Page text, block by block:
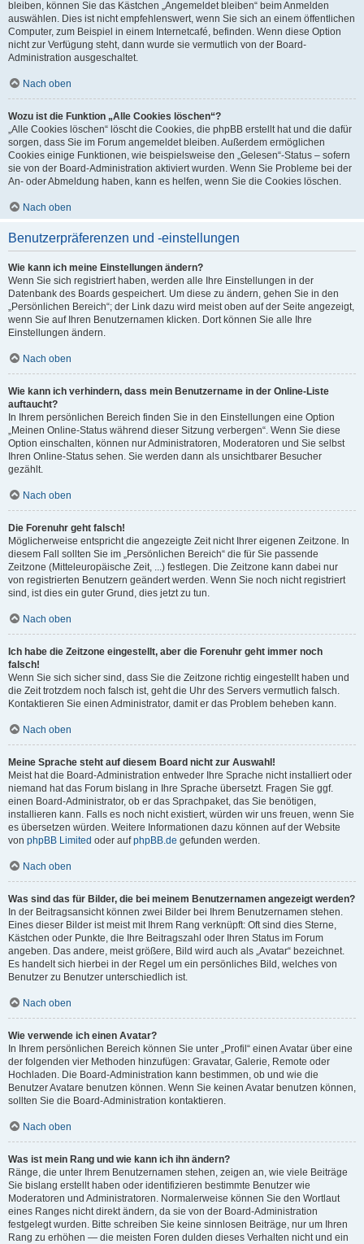
bleiben, können Sie das Kästchen „Angemeldet bleiben“ beim Anmelden
auswählen. Dies ist nicht empfehlenswert, wenn Sie sich an einem öffentlichen
Computer, zum Beispiel in einem Internetcafé, befinden. Wenn diese Option
nicht zur Verfügung steht, dann wurde sie vermutlich von der Board-
Administration ausgeschaltet.
Nach oben
Wozu ist die Funktion „Alle Cookies löschen“?
„Alle Cookies löschen“ löscht die Cookies, die phpBB erstellt hat und die dafür
sorgen, dass Sie im Forum angemeldet bleiben. Außerdem ermöglichen
Cookies einige Funktionen, wie beispielsweise den „Gelesen“-Status – sofern
sie von der Board-Administration aktiviert wurden. Wenn Sie Probleme bei der
An- oder Abmeldung haben, kann es helfen, wenn Sie die Cookies löschen.
Nach oben
Benutzerpräferenzen und -einstellungen
Wie kann ich meine Einstellungen ändern?
Wenn Sie sich registriert haben, werden alle Ihre Einstellungen in der
Datenbank des Boards gespeichert. Um diese zu ändern, gehen Sie in den
„Persönlichen Bereich“; der Link dazu wird meist oben auf der Seite angezeigt,
wenn Sie auf Ihren Benutzernamen klicken. Dort können Sie alle Ihre
Einstellungen ändern.
Nach oben
Wie kann ich verhindern, dass mein Benutzername in der Online-Liste
auftaucht?
In Ihrem persönlichen Bereich finden Sie in den Einstellungen eine Option
„Meinen Online-Status während dieser Sitzung verbergen“. Wenn Sie diese
Option einschalten, können nur Administratoren, Moderatoren und Sie selbst
Ihren Online-Status sehen. Sie werden dann als unsichtbarer Besucher
gezählt.
Nach oben
Die Forenuhr geht falsch!
Möglicherweise entspricht die angezeigte Zeit nicht Ihrer eigenen Zeitzone. In
diesem Fall sollten Sie im „Persönlichen Bereich“ die für Sie passende
Zeitzone (Mitteleuropäische Zeit, ...) festlegen. Die Zeitzone kann dabei nur
von registrierten Benutzern geändert werden. Wenn Sie noch nicht registriert
sind, ist dies ein guter Grund, dies jetzt zu tun.
Nach oben
Ich habe die Zeitzone eingestellt, aber die Forenuhr geht immer noch
falsch!
Wenn Sie sich sicher sind, dass Sie die Zeitzone richtig eingestellt haben und
die Zeit trotzdem noch falsch ist, geht die Uhr des Servers vermutlich falsch.
Kontaktieren Sie einen Administrator, damit er das Problem beheben kann.
Nach oben
Meine Sprache steht auf diesem Board nicht zur Auswahl!
Meist hat die Board-Administration entweder Ihre Sprache nicht installiert oder
niemand hat das Forum bislang in Ihre Sprache übersetzt. Fragen Sie ggf.
einen Board-Administrator, ob er das Sprachpaket, das Sie benötigen,
installieren kann. Falls es noch nicht existiert, würden wir uns freuen, wenn Sie
es übersetzen würden. Weitere Informationen dazu können auf der Website
von phpBB Limited oder aufphpBB.de gefunden werden.
Nach oben
Was sind das für Bilder, die bei meinem Benutzernamen angezeigt werden?
In der Beitragsansicht können zwei Bilder bei Ihrem Benutzernamen stehen.
Eines dieser Bilder ist meist mit Ihrem Rang verknüpft: Oft sind dies Sterne,
Kästchen oder Punkte, die Ihre Beitragszahl oder Ihren Status im Forum
angeben. Das andere, meist größere, Bild wird auch als „Avatar“ bezeichnet.
Es handelt sich hierbei in der Regel um ein persönliches Bild, welches von
Benutzer zu Benutzer unterschiedlich ist.
Nach oben
Wie verwende ich einen Avatar?
In Ihrem persönlichen Bereich können Sie unter „Profil“ einen Avatar über eine
der folgenden vier Methoden hinzufügen: Gravatar, Galerie, Remote oder
Hochladen. Die Board-Administration kann bestimmen, ob und wie die
Benutzer Avatare benutzen können. Wenn Sie keinen Avatar benutzen können,
sollten Sie die Board-Administration kontaktieren.
Nach oben
Was ist mein Rang und wie kann ich ihn ändern?
Ränge, die unter Ihrem Benutzernamen stehen, zeigen an, wie viele Beiträge
Sie bislang erstellt haben oder identifizieren bestimmte Benutzer wie
Moderatoren und Administratoren. Normalerweise können Sie den Wortlaut
eines Ranges nicht direkt ändern, da sie von der Board-Administration
festgelegt wurden. Bitte schreiben Sie keine sinnlosen Beiträge, nur um Ihren
Rang zu erhöhen — die meisten Foren dulden dieses Verhalten nicht und ein